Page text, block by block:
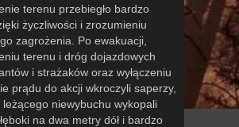
terenu przebiegło bardzo
życzliwości i zrozumieniu
zagrożenia. Po ewakuacji,
terenu i dróg dojazdowych
i strażaków oraz wyłączeniu
prądu do akcji wkroczyli saperzy,
leżącego niewybuchu wykopali
na dwa metry dół i bardzo